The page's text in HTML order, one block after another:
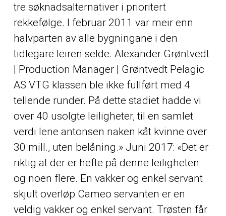
tre søknadsalternativer i prioritert
rekkefølge. I februar 2011 var meir enn
halvparten av alle bygningane i den
tidlegare leiren selde. Alexander Grøntvedt
| Production Manager | Grøntvedt Pelagic
AS VTG klassen ble ikke fullført med 4
tellende runder. På dette stadiet hadde vi
over 40 usolgte leiligheter, til en samlet
verdi lene antonsen naken kåt kvinne over
30 mill., uten belåning.» Juni 2017: «Det er
riktig at der er hefte på denne leiligheten
og noen flere. En vakker og enkel servant
skjult overløp Cameo servanten er en
veldig vakker og enkel servant. Trøsten får